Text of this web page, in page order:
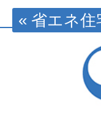
« 省エネ住